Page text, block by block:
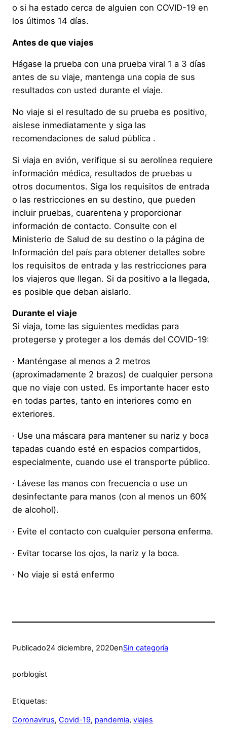
o si ha estado cerca de alguien con COVID-19 en
los últimos 14 días.
Antes de que viajes
Hágase la prueba con una prueba viral 1 a 3 días
antes de su viaje, mantenga una copia de sus
resultados con usted durante el viaje.
No viaje si el resultado de su prueba es positivo,
aislese inmediatamente y siga las
recomendaciones de salud pública .
Si viaja en avión, verifique si su aerolínea requiere
información médica, resultados de pruebas u
otros documentos. Siga los requisitos de entrada
o las restricciones en su destino, que pueden
incluir pruebas, cuarentena y proporcionar
información de contacto. Consulte con el
Ministerio de Salud de su destino o la página de
Información del país para obtener detalles sobre
los requisitos de entrada y las restricciones para
los viajeros que llegan. Si da positivo a la llegada,
es posible que deban aislarlo.
Durante el viaje
Si viaja, tome las siguientes medidas para
protegerse y proteger a los demás del COVID-19:
· Manténgase al menos a 2 metros
(aproximadamente 2 brazos) de cualquier persona
que no viaje con usted. Es importante hacer esto
en todas partes, tanto en interiores como en
exteriores.
· Use una máscara para mantener su nariz y boca
tapadas cuando esté en espacios compartidos,
especialmente, cuando use el transporte público.
· Lávese las manos con frecuencia o use un
desinfectante para manos (con al menos un 60%
de alcohol).
· Evite el contacto con cualquier persona enferma.
· Evitar tocarse los ojos, la nariz y la boca.
· No viaje si está enfermo
Publicado24 diciembre, 2020enSin categoría
porblogist
Etiquetas:
Coronavirus, Covid-19, pandemia, viajes